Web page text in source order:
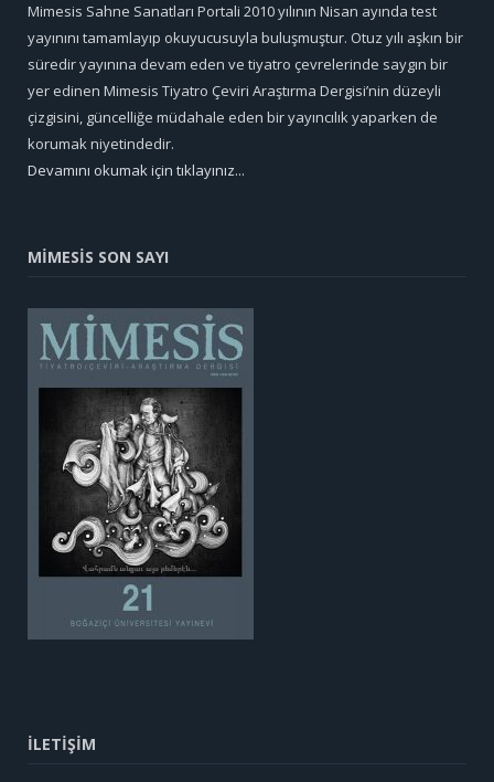
Mimesis Sahne Sanatları Portali 2010 yılının Nisan ayında test
yayınını tamamlayıp okuyucusuyla buluşmuştur. Otuz yılı aşkın bir
süredir yayınına devam eden ve tiyatro çevrelerinde saygın bir
yer edinen Mimesis Tiyatro Çeviri Araştırma Dergisi’nin düzeyli
çizgisini, güncelliğe müdahale eden bir yayıncılık yaparken de
korumak niyetindedir.
Devamını okumak için tıklayınız...
MİMESİS SON SAYI
İLETİŞİM